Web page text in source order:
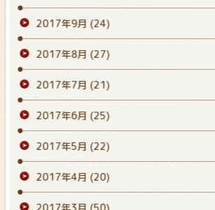
2017年9月 (24)
2017年8月 (27)
2017年7月 (21)
2017年6月 (25)
2017年5月 (22)
2017年4月 (20)
2017年3月 (50)